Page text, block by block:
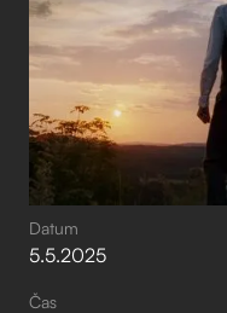
Datum
5.5.2025
Čas